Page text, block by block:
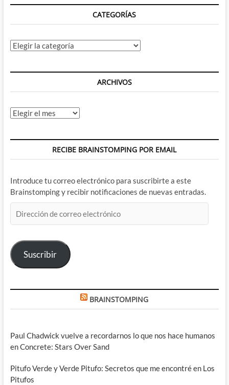
CATEGORÍAS
Categorías
ARCHIVOS
Archivos
RECIBE BRAINSTOMPING POR EMAIL
Introduce tu correo electrónico para suscribirte a este
Brainstomping y recibir notificaciones de nuevas entradas.
de
electrónico
Suscribir
BRAINSTOMPING
Paul Chadwick vuelve a recordarnos lo que nos hace humanos
en Concrete: Stars Over Sand
Pitufo Verde y Verde Pitufo: Secretos que me encontré en Los
Pitufos